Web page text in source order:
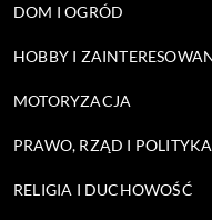
DOM I OGRÓD
HOBBY I
MOTORYZACJA
PRAWO, RZĄD I POLITYKA
RELIGIA I DUCHOWOŚĆ